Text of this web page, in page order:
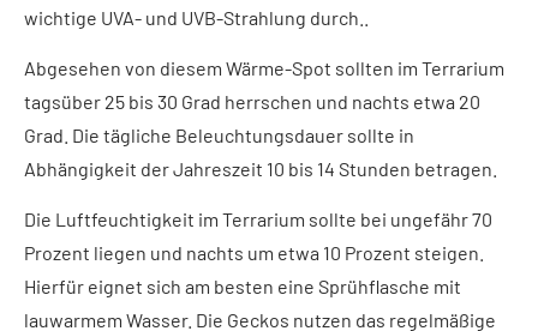
wichtige UVA- und UVB-Strahlung durch..
Abgesehen von diesem Wärme-Spot sollten im Terrarium
tagsüber 25 bis 30 Grad herrschen und nachts etwa 20
Grad. Die tägliche Beleuchtungsdauer sollte in
Abhängigkeit der Jahreszeit 10 bis 14 Stunden betragen.
Die Luftfeuchtigkeit im Terrarium sollte bei ungefähr 70
Prozent liegen und nachts um etwa 10 Prozent steigen.
Hierfür eignet sich am besten eine Sprühflasche mit
lauwarmem Wasser. Die Geckos nutzen das regelmäßige